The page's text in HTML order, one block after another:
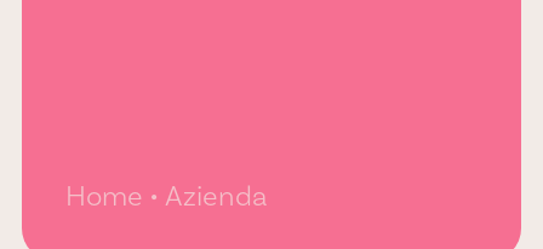
Home Azienda